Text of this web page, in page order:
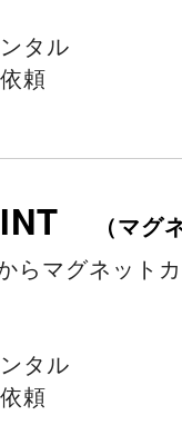
タル
頼
（マ
らマグネット
タル
頼